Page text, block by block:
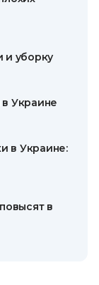
и уборку
Украине
в Украине:
в